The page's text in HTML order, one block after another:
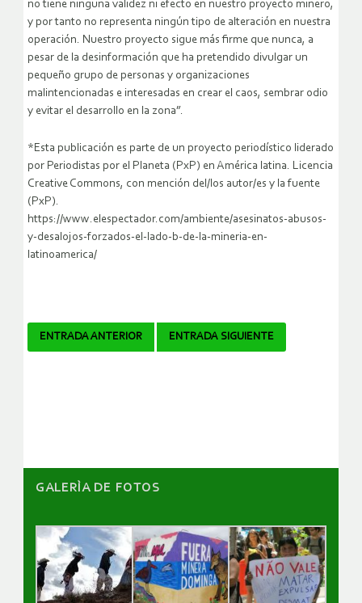
no tiene ninguna validez ni efecto en nuestro proyecto minero,
y por tanto no representa ningún tipo de alteración en nuestra
operación. Nuestro proyecto sigue más firme que nunca, a
pesar de la desinformación que ha pretendido divulgar un
pequeño grupo de personas y organizaciones
malintencionadas e interesadas en crear el caos, sembrar odio
y evitar el desarrollo en la zona”.
*Esta publicación es parte de un proyecto periodístico liderado
por Periodistas por el Planeta (PxP) en América latina. Licencia
Creative Commons, con mención del/los autor/es y la fuente
(PxP).
https://www.elespectador.com/ambiente/asesinatos-abusos-
y-desalojos-forzados-el-lado-b-de-la-mineria-en-
latinoamerica/
Navegador
ENTRADA ANTERIOR ENTRADA SIGUIENTE
GALERÌA DE FOTOS